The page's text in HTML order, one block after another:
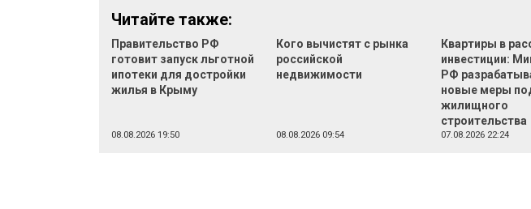
Читайте также:
Правительство РФ
готовит запуск льготной
ипотеки для достройки
жилья в Крыму
08.08.2026 19:50
Кого вычистят с рынка
российской
недвижимости
08.08.2026 09:54
Квартиры в
инвестиции:
РФ
новые меры
жилищного
строительства
07.08.2026 22:24